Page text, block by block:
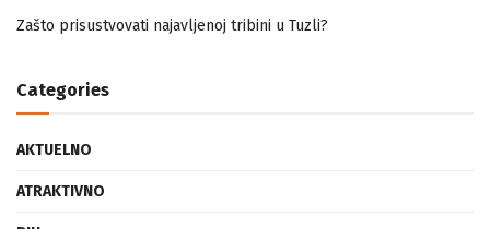
Zašto prisustvovati najavljenoj tribini u Tuzli?
Categories
AKTUELNO
ATRAKTIVNO